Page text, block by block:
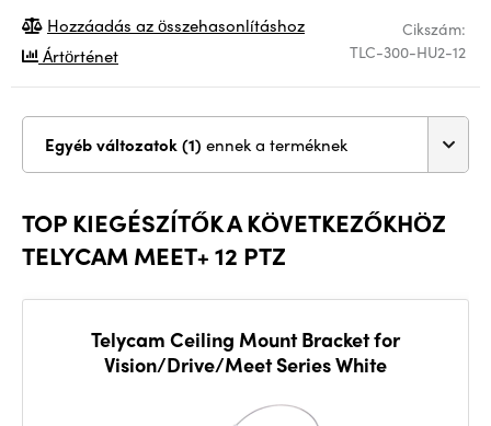
Cikszám:
TLC-300-HU2-12
Hozzáadás az összehasonlításhoz
Ártörténet
Egyéb változatok (1) ennek a terméknek
TOP KIEGÉSZÍTŐK A KÖVETKEZŐKHÖZ
TELYCAM MEET+ 12 PTZ
Telycam Ceiling Mount Bracket for
Vision/Drive/Meet Series White